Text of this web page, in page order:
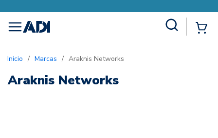
menu
Inicio / Marcas / Araknis Networks
Araknis Networks